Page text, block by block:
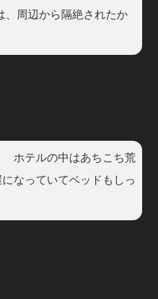
、周辺から隔絶されたか
ホテルの中はあちこち荒
なっていてベッドもしっ